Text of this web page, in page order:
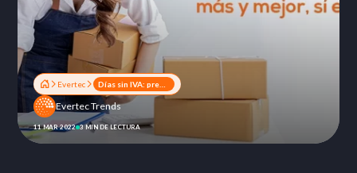
Evertec
Evertec Trends
11 MAR 2022 3 MIN DE LECTURA